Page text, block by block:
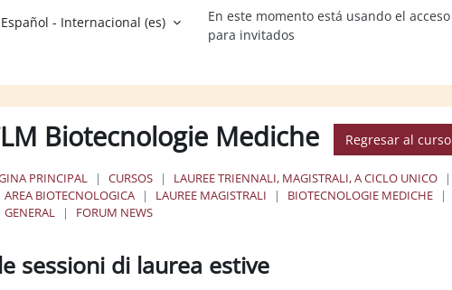
Español - Internacional ‎(es)‎
En este momento está usando el acceso
para invitados
Biotecnologie Mediche Regresar al curso
PRINCIPAL CURSOS LAUREE TRIENNALI, MAGISTRALI, A CICLO UNICO
AREA BIOTECNOLOGICA
LAUREE MAGISTRALI BIOTECNOLOGIE MEDICHE
GENERAL
FORUM NEWS
sessioni di laurea estive